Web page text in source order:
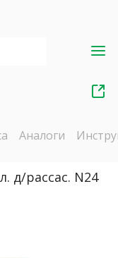
Аналоги
д/рассас. N24